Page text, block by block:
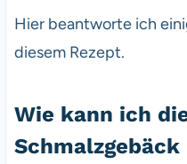
Hier beantworte ich
diesem Rezept.
Wie kann ich